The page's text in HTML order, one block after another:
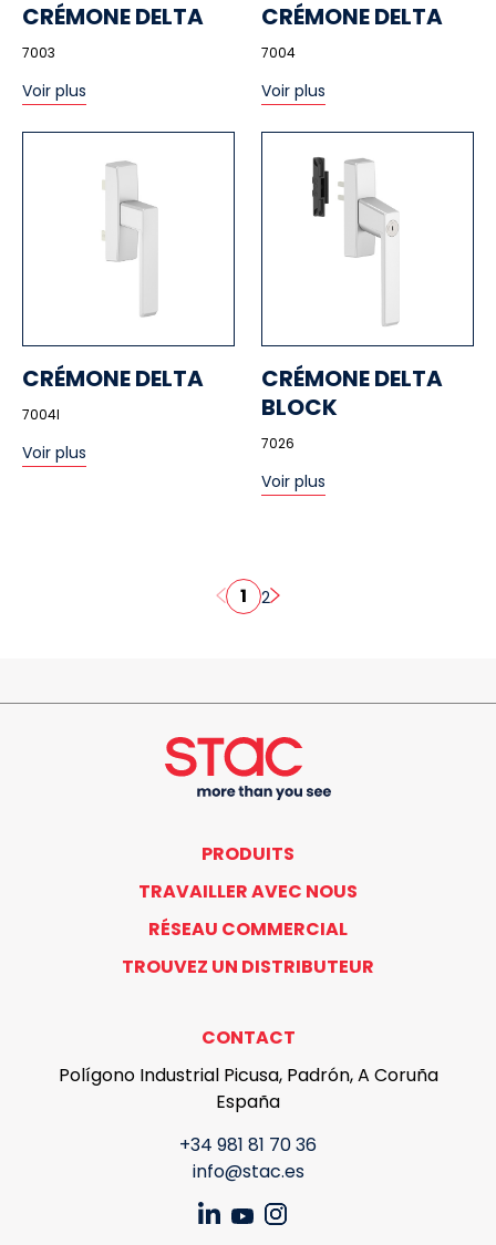
CRÉMONE DELTA
7003
Voir plus
CRÉMONE DELTA
7004
Voir plus
CRÉMONE DELTA
7004I
Voir plus
CRÉMONE DELTA
BLOCK
7026
Voir plus
1 2
PRODUITS
TRAVAILLER AVEC NOUS
RÉSEAU COMMERCIAL
TROUVEZ UN DISTRIBUTEUR
CONTACT
Polígono Industrial Picusa, Padrón, A Coruña
España
+34 981 81 70 36
info@stac.es